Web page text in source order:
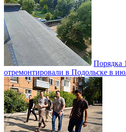
отремонтировали в Подольске в